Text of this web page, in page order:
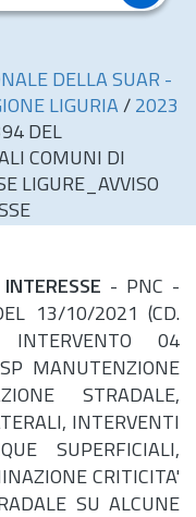
DELLA SUAR -
LIGURIA / 2023
DEL
COMUNI DI
LIGURE_AVVISO
- PNC -
13/10/2021 (CD.
INTERVENTO 04
MANUTENZIONE
STRADALE,
INTERVENTI
SUPERFICIALI,
CRITICITA'
SU ALCUNE